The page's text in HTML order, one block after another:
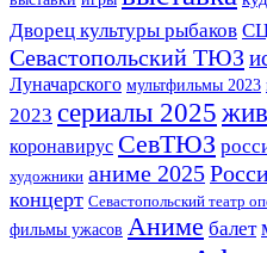
Дворец культуры рыбаков
Севастопольский ТЮЗ
Луначарского мультфильмы 2023
2023 сериалы 2025
коронавирус СевТЮЗ
художники аниме 2025
концерт Севастопольский театр
фильмы ужасов Аниме балет